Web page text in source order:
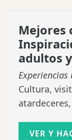
Mejores
adultos
Cultura,
VER Y